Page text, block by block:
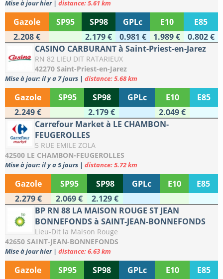
Mise à jour hier | distance: 5.61 km
Gazole SP95 SP98 GPLc E10
E85
2.208 €
2.179 € 0.981 € 1.989 €
0.802 €
CASINO CARBURANT à Saint-Priest-en-Jarez
RN 82 LIEU DIT RATARIEUX
42270 Saint-Priest-en-Jarez
Mise à jour: il y a 7 jours | distance: 5.68 km
Gazole SP95 SP98 GPLc E10
E85
2.249 €
2.179 €
2.049 €
Carrefour Market à LE CHAMBON-
FEUGEROLLES
5 RUE EMILE ZOLA
42500 LE CHAMBON-FEUGEROLLES
Mise à jour: il y a 5 jours | distance: 5.72 km
Gazole SP95 SP98 GPLc E10
E85
2.279 €
2.069 €
2.129 €
BP RN 88 LA MAISON ROUGE ST JEAN
BONNEFONDS à SAINT-JEAN-BONNEFONDS
Lieu-Dit la Maison Rouge
42650 SAINT-JEAN-BONNEFONDS
Mise à jour hier | distance: 6.63 km
Gazole SP95 SP98 GPLc E10
E85